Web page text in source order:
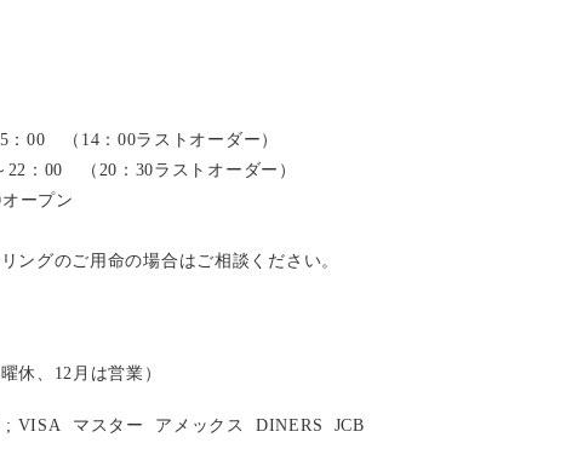
：00 （14：00ラストオーダー）
22：00 （20：30ラストオーダー）
ープン
ングのご用命の場合はご相談ください。
休、12月は営業）
; VISA マスター アメックス DINERS JCB